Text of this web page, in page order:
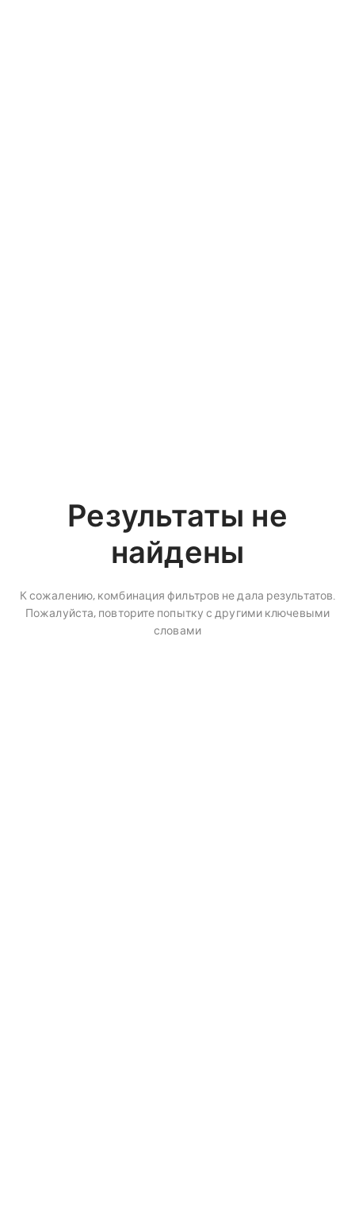
Результаты не
найдены
К сожалению, комбинация фильтров не дала результатов.
Пожалуйста, повторите попытку с другими ключевыми
словами